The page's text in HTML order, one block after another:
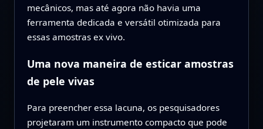
mecânicos, mas até agora não havia uma
ferramenta dedicada e versátil otimizada para
essas amostras ex vivo.
Uma nova maneira de esticar amostras
de pele vivas
Para preencher essa lacuna, os pesquisadores
projetaram um instrumento compacto que pode